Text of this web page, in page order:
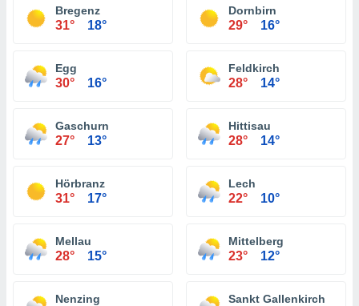
Bregenz
31° 18°
Dornbirn
29° 16°
Egg
30° 16°
Feldkirch
28° 14°
Gaschurn
27° 13°
Hittisau
28° 14°
Hörbranz
31° 17°
Lech
22° 10°
Mellau
28° 15°
Mittelberg
23° 12°
Nenzing Sankt Gallenkirch